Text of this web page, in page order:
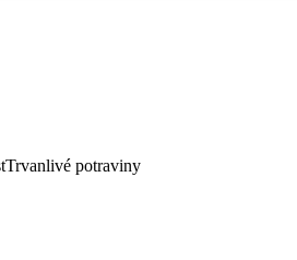
Trvanlivé potraviny